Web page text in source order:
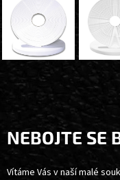
ANEBOJTE SE
Vítáme Vás v naší malé